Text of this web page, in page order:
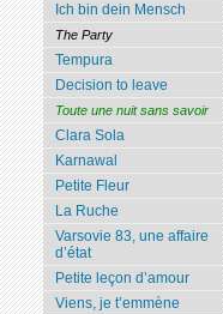
Ich bin dein Mensch
The Party
Tempura
Decision to leave
Toute une nuit sans savoir
Clara Sola
Karnawal
Petite Fleur
La Ruche
Varsovie 83, une affaire
d’état
Petite leçon d’amour
Viens, je t’emmène